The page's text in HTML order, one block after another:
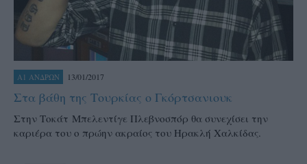
Α1 ΑΝΔΡΩΝ 13/01/2017
Στα βάθη της Τουρκίας ο Γκόρτσανιουκ
Στην Τοκάτ Μπελεντίγε Πλεβνοσπόρ θα συνεχίσει την
καριέρα του ο πρώην ακραίος του Ηρακλή Χαλκίδας.